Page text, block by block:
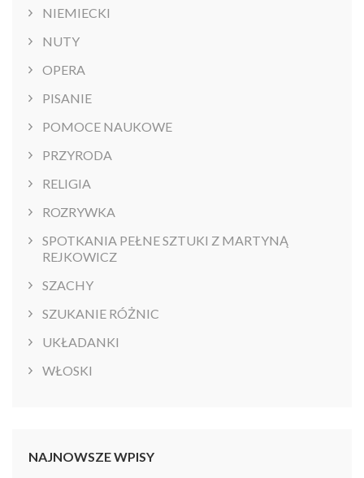
NIEMIECKI
NUTY
OPERA
PISANIE
POMOCE NAUKOWE
PRZYRODA
RELIGIA
ROZRYWKA
SPOTKANIA PEŁNE SZTUKI Z MARTYNĄ
REJKOWICZ
SZACHY
SZUKANIE RÓŻNIC
UKŁADANKI
WŁOSKI
NAJNOWSZE WPISY